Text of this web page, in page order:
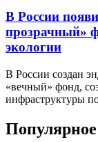
В России
прозрачный»
экологии
В России создан
«вечный» фонд,
инфраструктуры
Популярное